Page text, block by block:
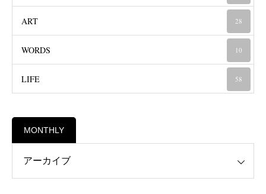
ART 28
WORDS 10
LIFE 58
MONTHLY